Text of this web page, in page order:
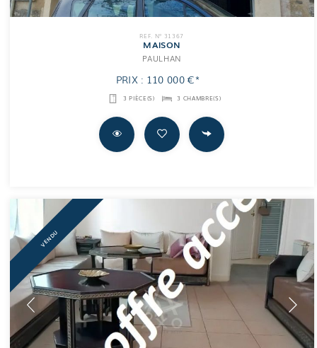
REF. N° 31367
MAISON
PAULHAN
PRIX : 110 000 €*
3 PIÈCE(S) 3 CHAMBRE(S)
VENDU